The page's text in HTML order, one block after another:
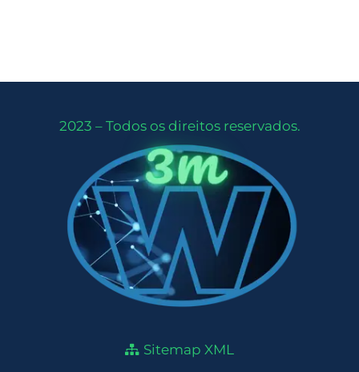
2023 – Todos os direitos reservados.
Sitemap XML